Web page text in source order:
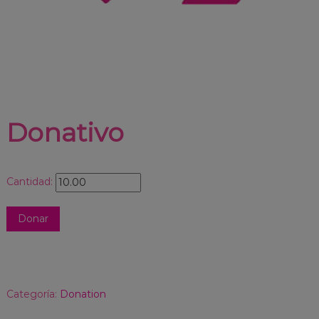
Donativo
Cantidad:
Donar
Categoría: Donation